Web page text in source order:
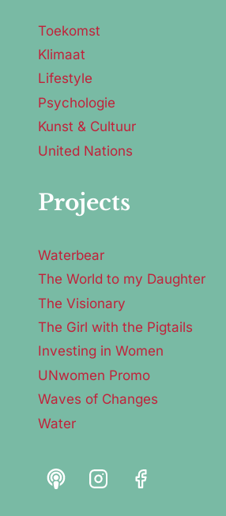
Toekomst
Klimaat
Lifestyle
Psychologie
Kunst & Cultuur
United Nations
Projects
Waterbear
The World to my Daughter
The Visionary
The Girl with the Pigtails
Investing in Women
UNwomen Promo
Waves of Changes
Water